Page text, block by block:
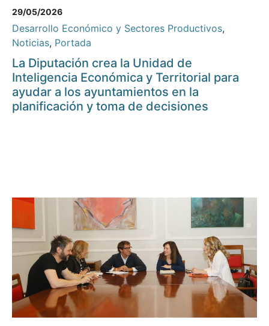
29/05/2026
Desarrollo Económico y Sectores Productivos,
Noticias, Portada
La Diputación crea la Unidad de
Inteligencia Económica y Territorial para
ayudar a los ayuntamientos en la
planificación y toma de decisiones